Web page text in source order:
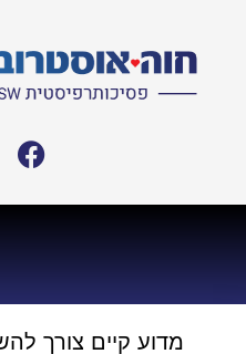
מדוע קיים צורך